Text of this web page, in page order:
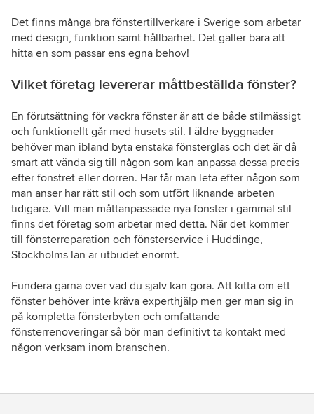
Det finns många bra fönstertillverkare i Sverige som arbetar
med design, funktion samt hållbarhet. Det gäller bara att
hitta en som passar ens egna behov!
Vilket företag levererar måttbeställda fönster?
En förutsättning för vackra fönster är att de både stilmässigt
och funktionellt går med husets stil. I äldre byggnader
behöver man ibland byta enstaka fönsterglas och det är då
smart att vända sig till någon som kan anpassa dessa precis
efter fönstret eller dörren. Här får man leta efter någon som
man anser har rätt stil och som utfört liknande arbeten
tidigare. Vill man måttanpassade nya fönster i gammal stil
finns det företag som arbetar med detta. När det kommer
till fönsterreparation och fönsterservice i Huddinge,
Stockholms län är utbudet enormt.
Fundera gärna över vad du själv kan göra. Att kitta om ett
fönster behöver inte kräva experthjälp men ger man sig in
på kompletta fönsterbyten och omfattande
fönsterrenoveringar så bör man definitivt ta kontakt med
någon verksam inom branschen.